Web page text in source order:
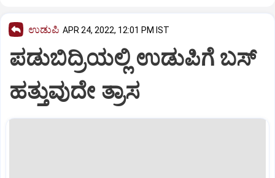
ಉಡುಪಿ APR 24, 2022, 12:01 PM IST
ಪಡುಬಿದ್ರಿಯಲ್ಲಿ ಉಡುಪಿಗೆ ಬಸ್‌
ಹತ್ತುವುದೇ ತ್ರಾಸ